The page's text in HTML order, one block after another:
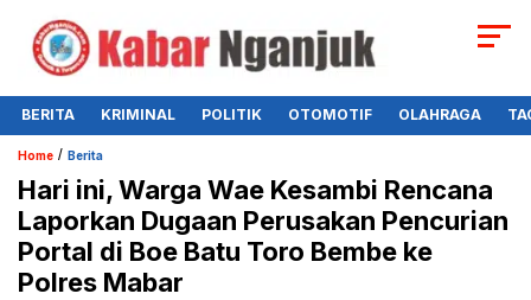
BERITA KRIMINAL POLITIK OTOMOTIF OLAHRAGA
Home / Berita
Hari ini, Warga Wae Kesambi Rencana
Laporkan Dugaan Perusakan Pencurian
Portal di Boe Batu Toro Bembe ke
Polres Mabar